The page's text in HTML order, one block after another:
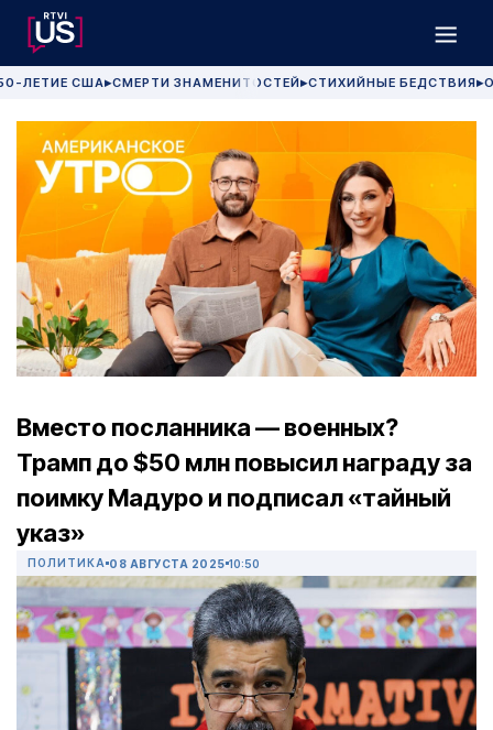
ЛЕТИЕ США▶СМЕРТИ ЗНАМЕНИТОСТЕЙ▶СТИХИЙНЫЕ БЕДСТВИЯ▶
Вместо посланника — военных?
Трамп до $50 млн повысил награду за
поимку Мадуро и подписал «тайный
указ»
ПОЛИТИКА 08 АВГУСТА 2025 10:50